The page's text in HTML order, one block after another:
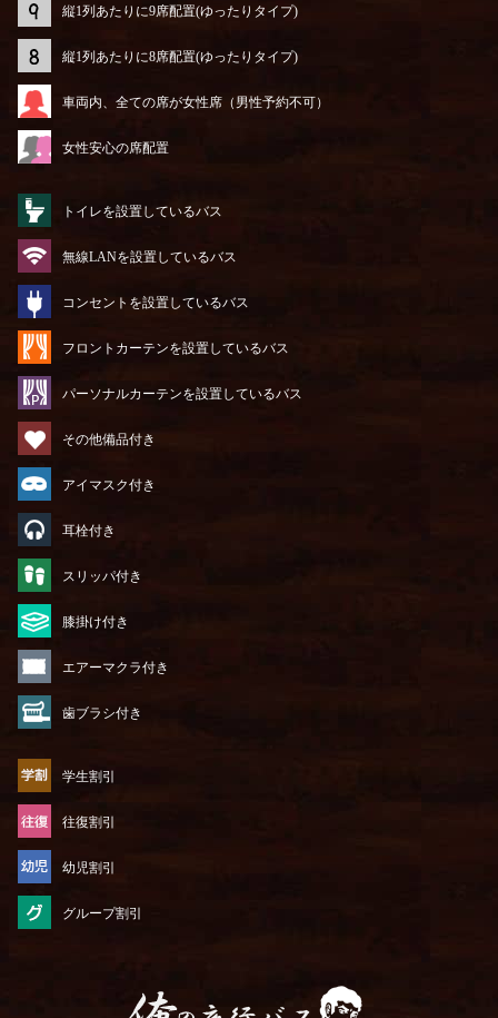
縦1列あたりに9席配置(ゆったりタイプ)
縦1列あたりに8席配置(ゆったりタイプ)
車両内、全ての席が女性席（男性予約不可）
女性安心の席配置
トイレを設置しているバス
無線LANを設置しているバス
コンセントを設置しているバス
フロントカーテンを設置しているバス
パーソナルカーテンを設置しているバス
その他備品付き
アイマスク付き
耳栓付き
スリッパ付き
膝掛け付き
エアーマクラ付き
歯ブラシ付き
学生割引
往復割引
幼児割引
グループ割引